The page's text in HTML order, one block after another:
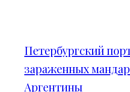
Петербургский
зараженных
Аргентины